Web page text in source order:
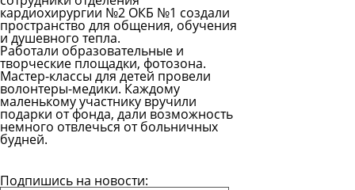
кардиохирургии №2 ОКБ №1 создали
пространство для общения, обучения
и душевного тепла.
Работали образовательные и
творческие площадки, фотозона.
Мастер-классы для детей провели
волонтеры-медики. Каждому
маленькому участнику вручили
подарки от фонда, дали возможность
немного отвлечься от больничных
будней.
Подпишись на новости: